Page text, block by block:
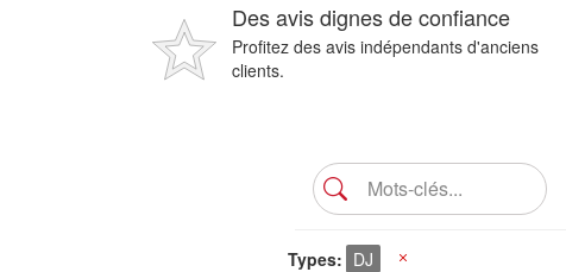
Des avis dignes de confiance
Profitez des avis indépendants d'anciens
clients.
Types DJ